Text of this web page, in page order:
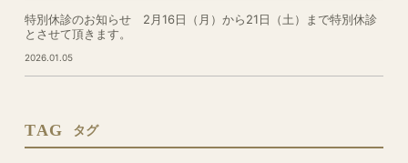
特別休診のお知らせ 2月16日（月）から21日（土）まで特別休診
とさせて頂きます。
2026.01.05
TAG タグ